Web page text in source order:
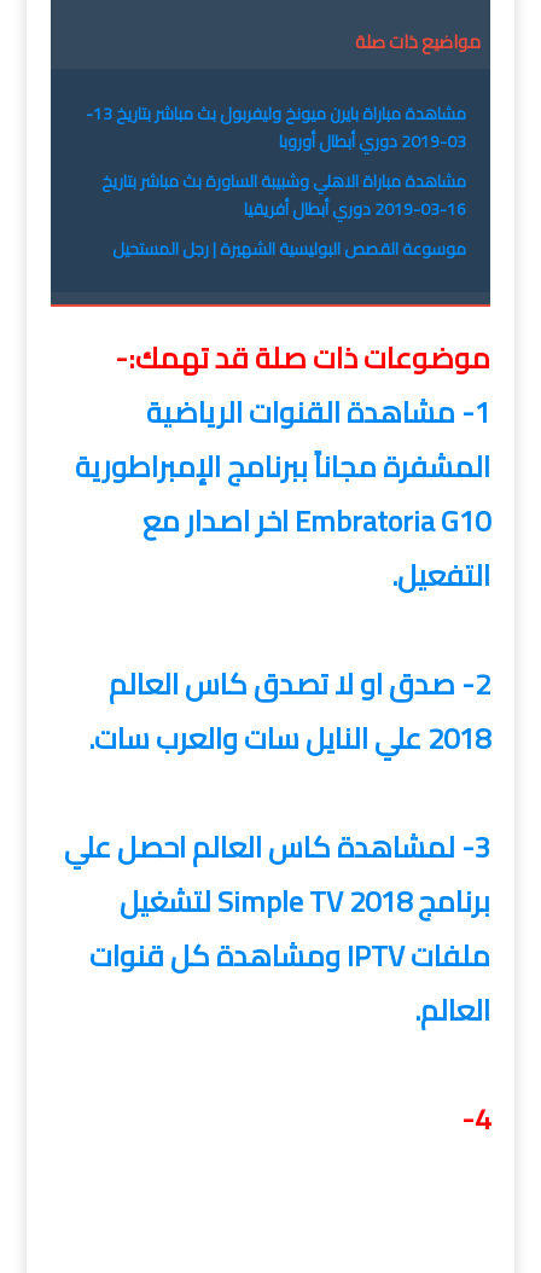
مواضيع ذات صلة
مشاهدة مباراة بايرن ميونخ وليفربول بث مباشر بتاريخ 13-
03-2019 دوري أبطال أوروبا
مشاهدة مباراة الاهلي وشبيبة الساورة بث مباشر بتاريخ
16-03-2019 دوري أبطال أفريقيا
موسوعة القصص البوليسية الشهيرة | رجل المستحيل
موضوعات ذات صلة قد تهمك:-
1- مشاهدة القنوات الرياضية
المشفرة مجاناً ببرنامج الإمبراطورية
Embratoria G10 اخر اصدار مع
التفعيل.
2- صدق او لا تصدق كاس العالم
2018 علي النايل سات والعرب سات.
3- لمشاهدة كاس العالم احصل علي
برنامج Simple TV 2018 لتشغيل
ملفات IPTV ومشاهدة كل قنوات
العالم.
4-